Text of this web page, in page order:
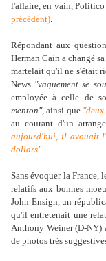
l'affaire, en vain,
précédent).
Répondant aux
Herman Cain a changé
martelait qu'il ne s'était
News "vaguement se
employée à celle de
menton", ainsi que
au courant d'un
aujourd'hui, il avouait
dollars".
Sans évoquer la France,
relatifs aux bonnes
John Ensign, un
qu'il entretenait une
Anthony Weiner (D-NY)
de photos très